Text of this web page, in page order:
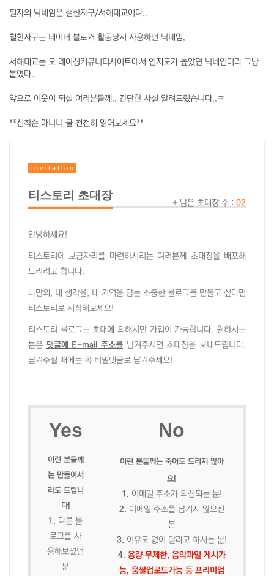
필자의 닉네임은 철한자구/서해대교이다..
철한자구는 네이버 블로거 활동당시 사용하던 닉네임,
서해대교는 모 레이싱커뮤니티사이트에서 인지도가 높았던 닉네임이라 그냥
붙였다..
앞으로 이웃이 되실 여러분들께.. 간단한 사실 알려드렸습니다..ㅋ
**선착순 아니니 글 천천히 읽어보세요**
i n v i t a t i o n
티스토리 초대장
+ 남은 초대장 수 : 02
안녕하세요!
티스토리에 보금자리를 마련하시려는 여러분께 초대장을 배포해
드리려고 합니다.
나만의, 내 생각을, 내 기억을 담는 소중한 블로그를 만들고 싶다면
티스토리로 시작해보세요!
티스토리 블로그는 초대에 의해서만 가입이 가능합니다. 원하시는
분은 댓글에 E-mail 주소를 남겨주시면 초대장을 보내드립니다.
남겨주실 때에는 꼭 비밀댓글로 남겨주세요!
Yes
이런 분들께
는 만들어서
라도 드립니
다!
1. 다른 블
로그를 사
용해보셨던
분
No
이런 분들께는 죽어도 드리지 않아
요!
1. 이메일 주소가 의심되는 분!
2. 이메일 주소를 남기지 않으신
분
3. 이유도 없이 달라고 하시는 분!
4. 용량 무제한, 음악파일 게시가
능, 움짤업로드가능 등 프리미엄